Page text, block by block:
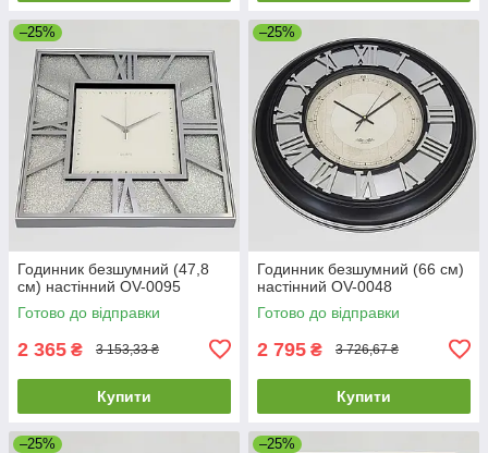
–25%
Годинник безшумний (47,8
см) настінний OV-0095
Готово до відправки
2 365 ₴ 3 153,33 ₴
Купити
–25%
Годинник безшумний (66 см)
настінний OV-0048
Готово до відправки
2 795 ₴ 3 726,67 ₴
Купити
–25% –25%